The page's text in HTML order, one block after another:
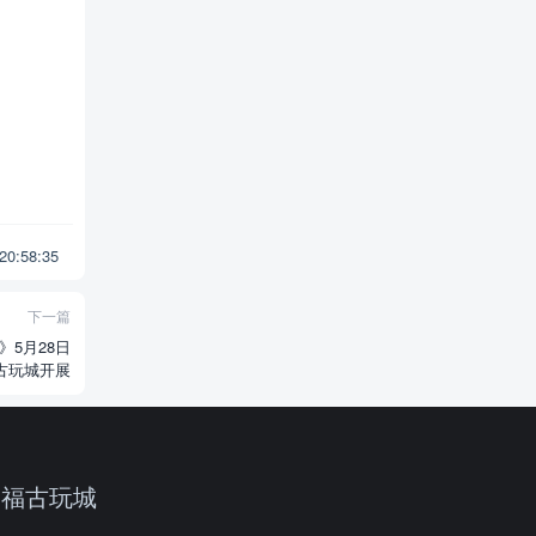
下一篇
5月28日
玩城开展
古玩城